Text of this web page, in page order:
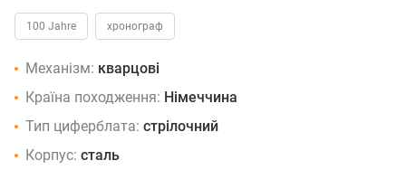
100 Jahre хронограф
Механізм: кварцові
Країна походження: Німеччина
Тип циферблата: стрілочний
Корпус: сталь